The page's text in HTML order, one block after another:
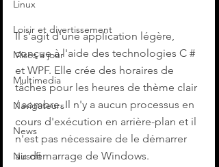
Linux
Loisir et divertissement
Mises à jour
Multimedia
Navigateurs
News
Nirsoft
Il s'agit d'une application légère,
conçue à l'aide des technologies C #
et WPF. Elle crée des horaires de
tâches pour les heures de thème clair
/ sombre. Il n'y a aucun processus en
cours d'exécution en arrière-plan et il
n'est pas nécessaire de le démarrer
au démarrage de Windows.